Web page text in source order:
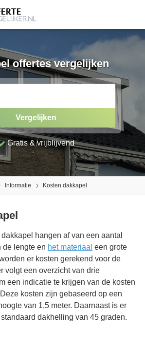
offertes vergelijken
Vergelijken
Gratis & vrijblijvend
Informatie Kosten dakkapel
hangen af van een aantal
de lengte en het materiaal een grote
er kosten gerekend voor de
volgt een overzicht van drie
een indicatie te krijgen van de kosten
kosten zijn gebaseerd op een
van 1,5 meter. Daarnaast is er
dakhelling van 45 graden.